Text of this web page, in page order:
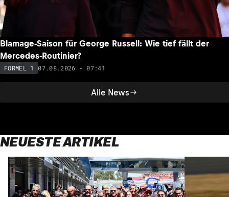
Alle News
Blamage-Saison für George Russell: Wie tief fällt der
Mercedes-Routinier?
FORMEL 1 07.08.2026 - 07:41
NEUESTE ARTIKEL